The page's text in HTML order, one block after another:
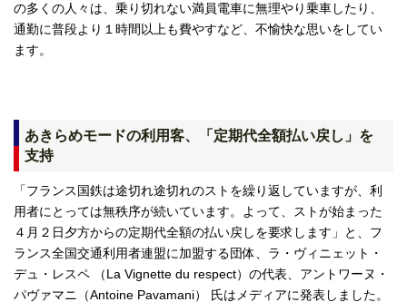
の多くの人々は、乗り切れない満員電車に無理やり乗車したり、
通勤に普段より１時間以上も費やすなど、不愉快な思いをしてい
ます。
あきらめモードの利用客、「定期代全額払い戻し」を
支持
「フランス国鉄は途切れ途切れのストを繰り返していますが、利
用者にとっては無秩序が続いています。よって、ストが始まった
４月２日夕方からの定期代全額の払い戻しを要求します」と、フ
ランス全国交通利用者連盟に加盟する団体、ラ・ヴィニェット・
デュ・レスペ （La Vignette du respect）の代表、アントワーヌ・
パヴァマニ（Antoine Pavamani） 氏はメディアに発表しました。